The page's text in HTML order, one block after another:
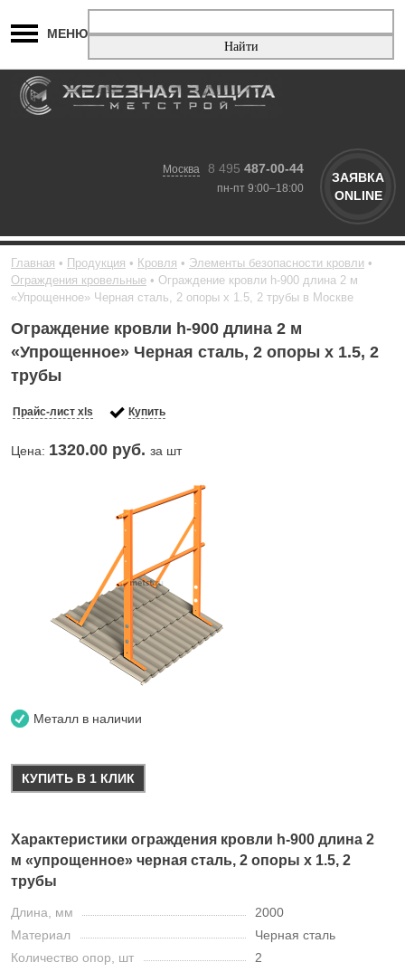
МЕНЮ
Москва 8 495 487-00-44
пн-пт 9:00–18:00
ЗАЯВКА
ONLINE
Главная Продукция Кровля
Элементы безопасности кровли
Ограждения кровельные
Ограждение кровли h-900 длина 2 м
«Упрощенное» Черная сталь, 2 опоры х 1.5, 2 трубы в Москве
Ограждение кровли h-900 длина 2 м
«Упрощенное» Черная сталь, 2 опоры х 1.5, 2
трубы
Прайс-лист xls Купить
Цена: 1320.00 руб. за шт
Металл в наличии
КУПИТЬ В 1 КЛИК
Характеристики ограждения кровли h-900 длина 2
м «упрощенное» черная сталь, 2 опоры х 1.5, 2
трубы
Длина, мм
2000
Материал
Черная сталь
Количество опор, шт
2